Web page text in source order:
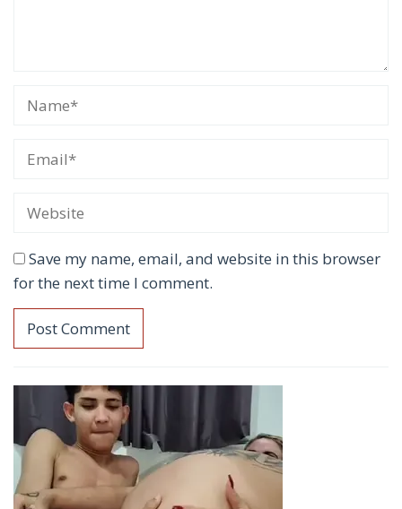
Save my name, email, and website in this browser
for the next time I comment.